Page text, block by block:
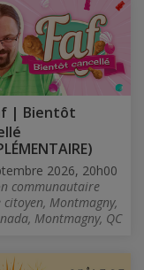
| Bientôt
2026, 20h00
communautaire
citoyen, Montmagny,
Montmagny, QC